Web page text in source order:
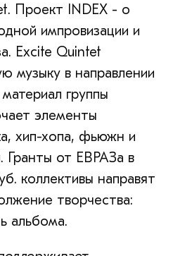
Проект INDEX - о
импровизации и
Excite Quintet
музыку в направлении
группы
элементы
хип-хопа, фьюжн и
Гранты от ЕВРАЗа в
коллективы направят
творчества:
альбома.